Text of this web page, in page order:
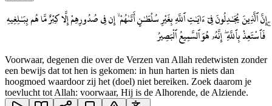
إِنَّ ٱلَّذِينَ يُجَـٰدِلُونَ فِىٓ ءَايَـٰتِ ٱللَّهِ بِغَيْرِ سُلْطَـٰنٍ أَتَىٰهُمْ ۙ إِن فِى صُدُورِهِمْ إِلَّا كِبْرٌ مَّا هُم بِبَـٰلِغِيهِ
ۚ فَٱسْتَعِذْ بِٱللَّهِ ۖ إِنَّهُۥ هُوَ ٱلسَّمِيعُ ٱلْبَصِيرُ
Voorwaar, degenen die over de Verzen van Allah redetwisten zonder
een bewijs dat tot hen is gekomen: in hun harten is niets dan
hoogmoed waardoor zij het (doel) niet bereiken. Zoek daarom je
toevlucht tot Allah: voorwaar, Hij is de Alhorende, de Alziende.